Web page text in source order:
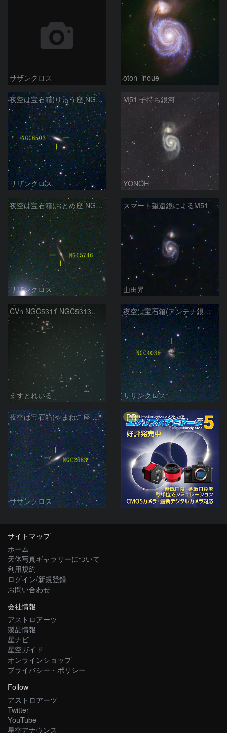
サザンクロス oton_inoue
夜空は宝石箱(りゅう座 NGC6503) Seestar50
サザンクロス
M51 子持ち銀河
YONOH
夜空は宝石箱(おとめ座 NGC5746) Seestar50
サザンクロス
スマート望遠鏡によるM51
山田昇
CVn NGC5311 NGC5313付近
えすとれいる
夜空は宝石箱(アンテナ銀河 NGC4038) Seestar50
サザンクロス
夜空は宝石箱(やまねこ座 NGC2683) Seestar50
サザンクロス
PR
サイトマップ
ホーム
天体写真ギャラリーについて
利用規約
ログイン/新規登録
お問い合わせ
会社情報
アストロアーツ
製品情報
星ナビ
星空ガイド
オンラインショップ
プライバシー・ポリシー
Follow
アストロアーツ
Twitter
YouTube
星空アナウンス